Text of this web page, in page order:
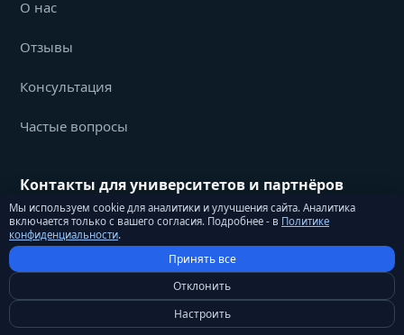
О нас
Отзывы
Консультация
Частые вопросы
Контакты для университетов и партнёров
info@studyu.org
Мы используем cookie для аналитики и улучшения сайта. Аналитика
включается только с вашего согласия. Подробнее - в Политике
конфиденциальности.
Принять все
Отклонить
Настроить